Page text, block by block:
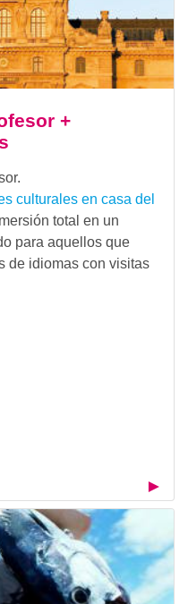
+
culturales en casa del
total en un
para aquellos que
de idiomas con visitas